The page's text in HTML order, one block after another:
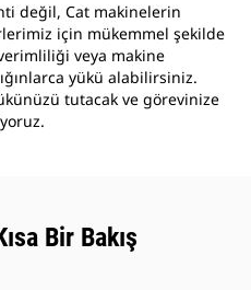
değil, Cat makinelerin
için mükemmel şekilde
veya makine
yükü alabilirsiniz.
tutacak ve görevinize
Bir Bakış